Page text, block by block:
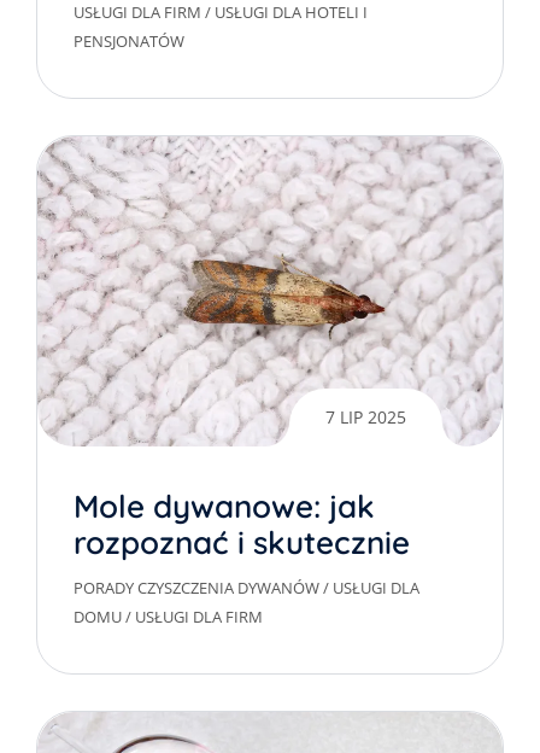
USŁUGI DLA FIRM / USŁUGI DLA HOTELI I
PENSJONATÓW
7 LIP 2025
Mole dywanowe: jak
rozpoznać i skutecznie
usunąć z domu
PORADY CZYSZCZENIA DYWANÓW/ USŁUGI DLA
DOMU/ USŁUGI DLA FIRM